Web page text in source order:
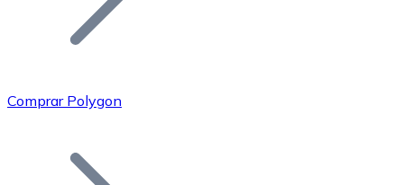
Bitcoin
Comprar Polygon